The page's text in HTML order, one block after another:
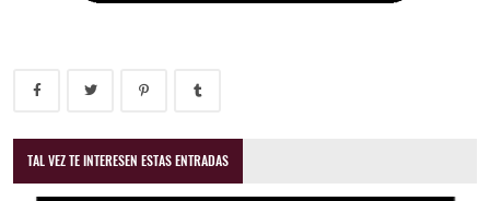
TAL VEZ TE INTERESEN ESTAS ENTRADAS